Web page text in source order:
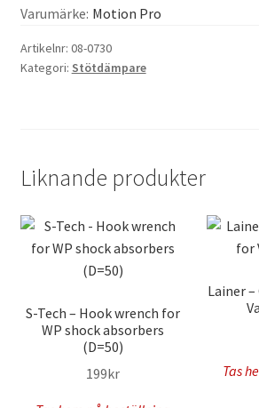
Shock
Jam
Nut
Varumärke: Motion Pro
Artikelnr: 08-0730
Kategori: Stötdämpare
Liknande produkter
S-Tech – Hook wrench for
WP shock absorbers
(D=50)
199kr
Lainer
Tas